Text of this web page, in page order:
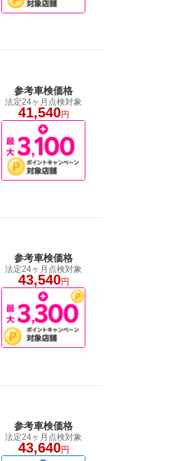
参考車検価格
法定24ヶ月点検対象
41,540円
参考車検価格
法定24ヶ月点検対象
43,540円
参考車検価格
法定24ヶ月点検対象
43,640円